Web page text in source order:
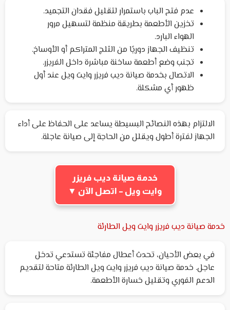
عدم فتح الباب باستمرار لتقليل فقدان التجميد.
تخزين الأطعمة بطريقة منظمة لتسهيل مرور
الهواء البارد.
تنظيف الجهاز دوريًا من الثلج المتراكم أو الأوساخ.
تجنب وضع أطعمة ساخنة مباشرة داخل الفريزر.
الاتصال بخدمة صيانة ديب فريزر وايت ويل عند أول
ظهور أي مشكلة.
الالتزام بهذه النصائح البسيطة يساعد على الحفاظ على أداء
الجهاز لفترة أطول ويقلل من الحاجة إلى صيانة عاجلة.
خدمة صيانة ديب فريزر
وايت ويل – اتصل الآن ▼
خدمة صيانة ديب فريزر وايت ويل الطارئة
في بعض الأحيان، تحدث أعطال مفاجئة تستدعي تدخل
عاجل. خدمة صيانة ديب فريزر وايت ويل الطارئة متاحة لتقديم
الدعم الفوري وتقليل خسارة الأطعمة.